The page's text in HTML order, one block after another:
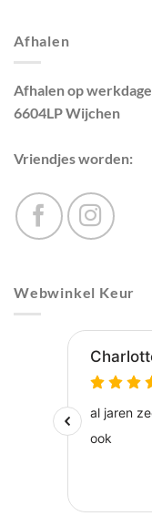
Afhalen
Afhalen op
6604LP Wijchen
Vriendjes worden:
Webwinkel Keur